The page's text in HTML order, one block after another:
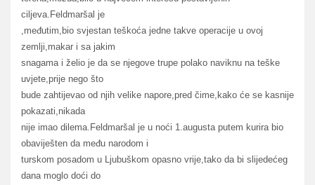
ciljeva.Feldmaršal je
,međutim,bio svjestan teškoća jedne takve operacije u ovoj
zemlji,makar i sa jakim
snagama i želio je da se njegove trupe polako naviknu na teške
uvjete,prije nego što
bude zahtijevao od njih velike napore,pred čime,kako će se kasnije
pokazati,nikada
nije imao dilema.Feldmaršal je u noći 1.augusta putem kurira bio
obaviješten da među narodom i
turskom posadom u Ljubuškom opasno vrije,tako da bi slijedećeg
dana moglo doći do